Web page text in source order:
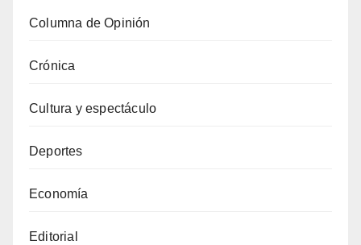
Columna de Opinión
Crónica
Cultura y espectáculo
Deportes
Economía
Editorial